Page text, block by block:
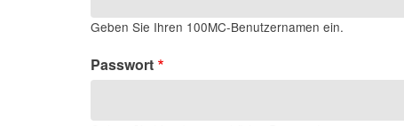
Geben Sie Ihren 100MC-Benutzernamen ein.
Passwort